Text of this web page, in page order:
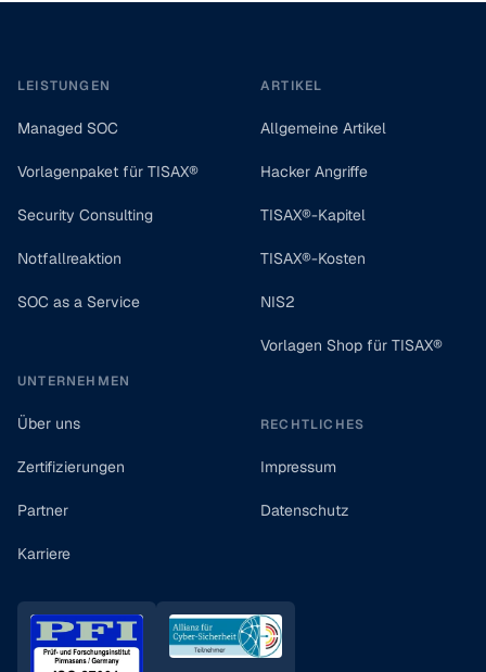
LEISTUNGEN
Managed SOC
Vorlagenpaket für TISAX®
Security Consulting
Notfallreaktion
SOC as a Service
UNTERNEHMEN
Über uns
Zertifizierungen
Partner
Karriere
ARTIKEL
Allgemeine Artikel
Hacker Angriffe
TISAX®-Kapitel
TISAX®-Kosten
NIS2
Vorlagen Shop für TISAX®
RECHTLICHES
Impressum
Datenschutz